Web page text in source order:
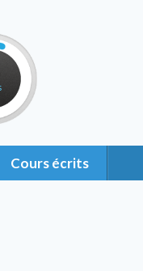
Cours écrits